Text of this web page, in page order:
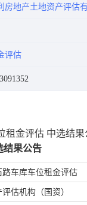
房地产土地资产评估
评估
租金评估 中选结果
结果公告
路车库车位租金评估
估机构（国资）